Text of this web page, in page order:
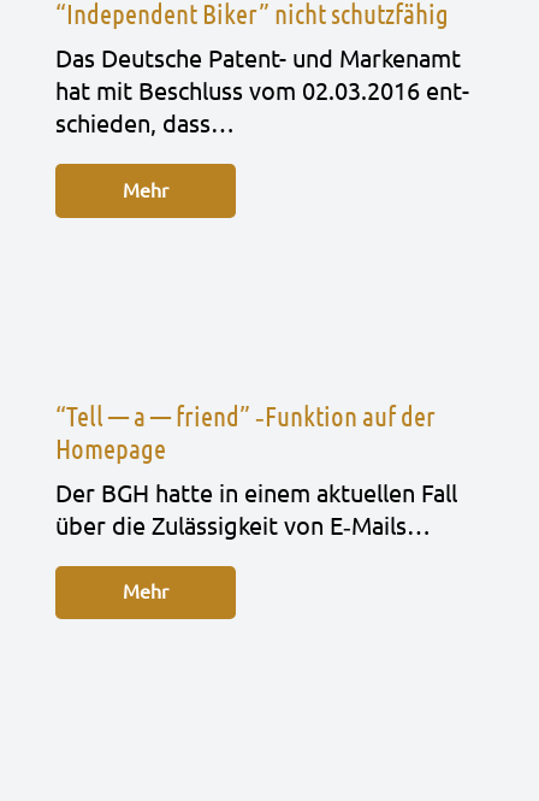
“Independent Biker” nicht schutzfähig
Das Deut­sche Patent- und Mar­ken­amt
hat mit Beschluss vom 02.03.2016 ent­
schie­den, dass…
Mehr
“Tell — a — friend” ‑Funktion auf der
Homepage
Der BGH hatte in einem aktu­el­len Fall
über die Zuläs­sig­keit von E‑Mails…
Mehr